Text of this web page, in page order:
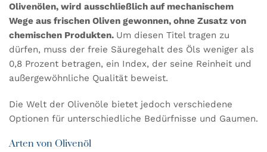
Olivenölen, wird ausschließlich auf mechanischem
Wege aus frischen Oliven gewonnen, ohne Zusatz von
chemischen Produkten. Um diesen Titel tragen zu
dürfen, muss der freie Säuregehalt des Öls weniger als
0,8 Prozent betragen, ein Index, der seine Reinheit und
außergewöhnliche Qualität beweist.
Die Welt der Olivenöle bietet jedoch verschiedene
Optionen für unterschiedliche Bedürfnisse und Gaumen.
Arten von Olivenöl